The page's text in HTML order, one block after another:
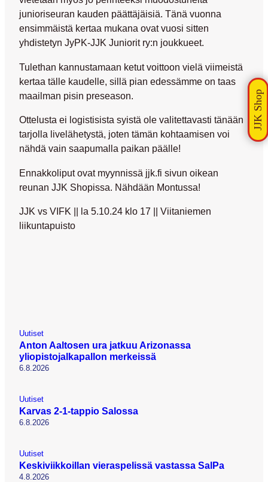
junioriseuran kauden päättäjäisiä. Tänä vuonna
ensimmäistä kertaa mukana ovat vuosi sitten
yhdistetyn JyPK-JJK Juniorit ry:n joukkueet.
Tulethan kannustamaan ketut voittoon vielä viimeistä
kertaa tälle kaudelle, sillä pian edessämme on taas
maailman pisin preseason.
Ottelusta ei logistisista syistä ole valitettavasti tänään
tarjolla livelähetystä, joten tämän kohtaamisen voi
nähdä vain saapumalla paikan päälle!
Ennakkoliput ovat myynnissä jjk.fi sivun oikean
reunan JJK Shopissa. Nähdään Montussa!
JJK vs VIFK || la 5.10.24 klo 17 || Viitaniemen
liikuntapuisto
Uutiset
Anton Aaltosen ura jatkuu Arizonassa
yliopistojalkapallon merkeissä
6.8.2026
Uutiset
Karvas 2-1-tappio Salossa
6.8.2026
Uutiset
Keskiviikkoillan vieraspelissä vastassa SalPa
4.8.2026